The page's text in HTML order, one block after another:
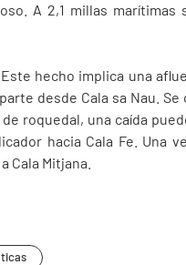
A 2,1 millas
hecho implica una
desde Cala sa Nau.
roquedal, una caída
hacia Cala Fe. Una
Mitjana.